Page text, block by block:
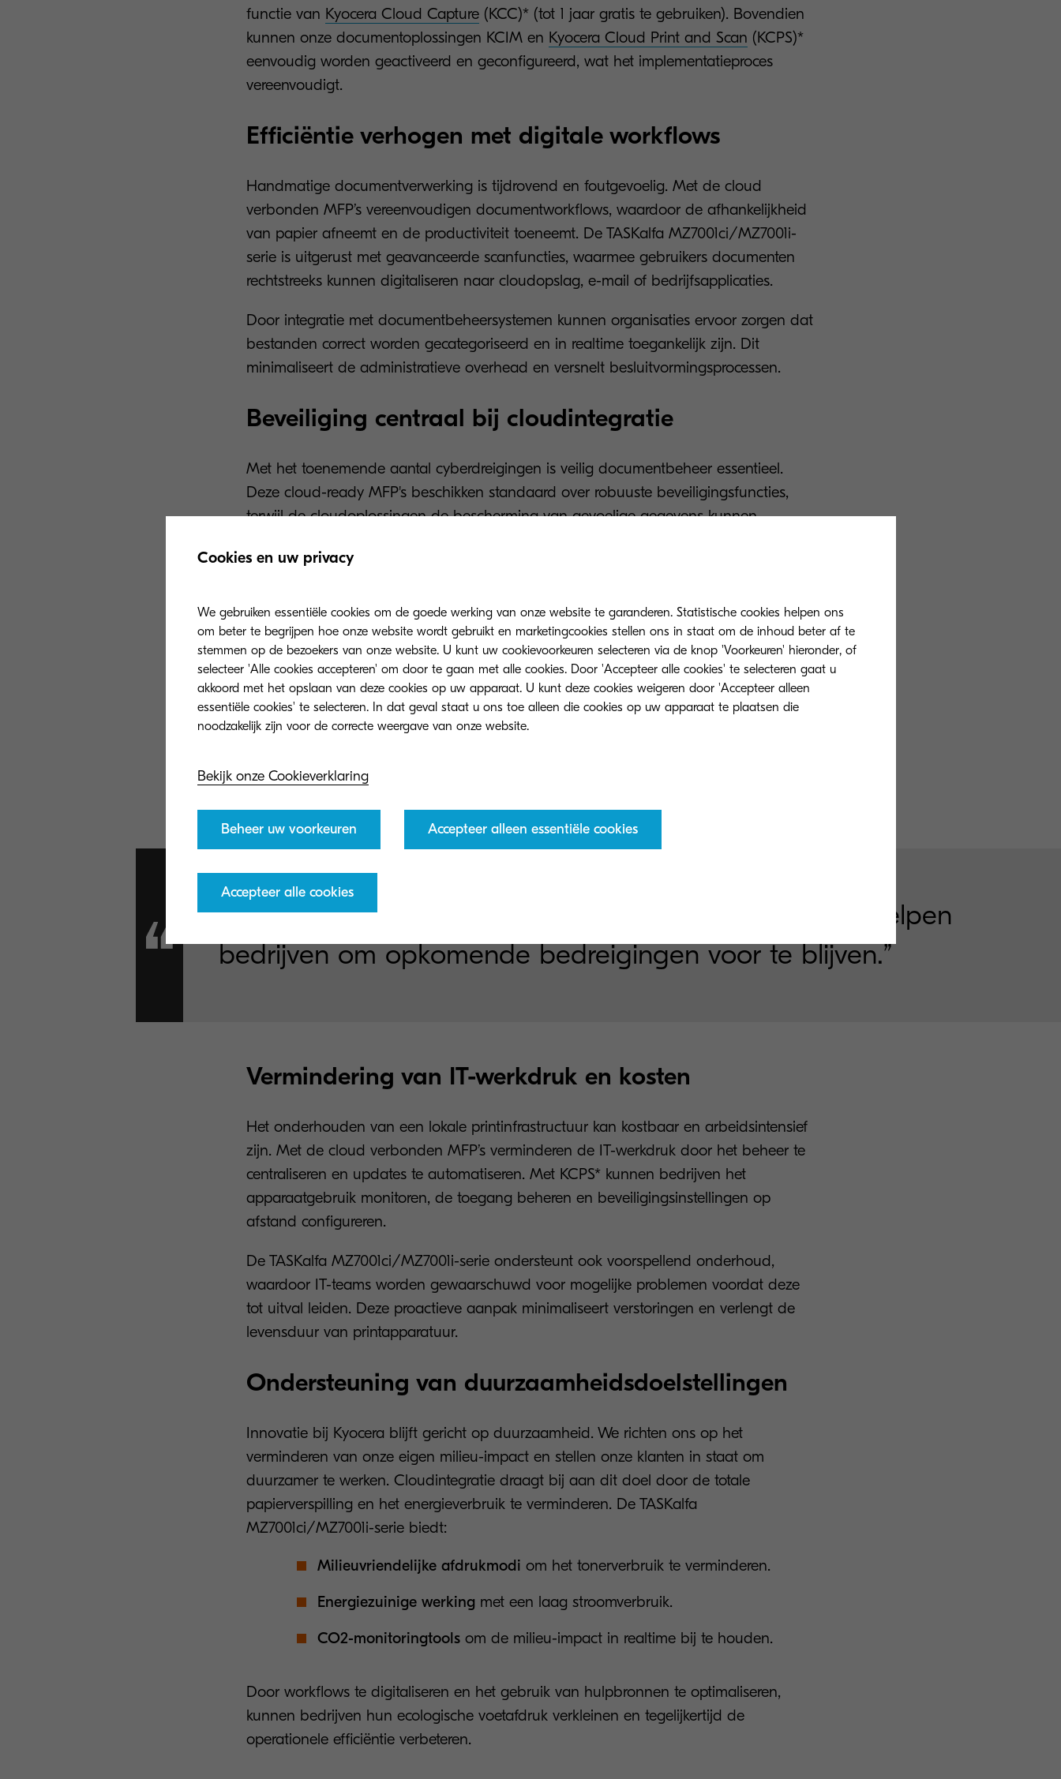
functie van Kyocera Cloud Capture(KCC)* (tot 1 jaar gratis te gebruiken). Bovendien
kunnen onze documentoplossingen KCIM en Kyocera Cloud Print and Scan (KCPS)*
eenvoudig worden geactiveerd en geconfigureerd, wat het implementatieproces
vereenvoudigt.
Efficiëntie verhogen met digitale workflows
Handmatige documentverwerking is tijdrovend en foutgevoelig. Met de cloud
verbonden MFP’s vereenvoudigen documentworkflows, waardoor de afhankelijkheid
van papier afneemt en de productiviteit toeneemt. De TASKalfa MZ7001ci/MZ7001i-
serie is uitgerust met geavanceerde scanfuncties, waarmee gebruikers documenten
rechtstreeks kunnen digitaliseren naar cloudopslag, e-mail of bedrijfsapplicaties.
Door integratie met documentbeheersystemen kunnen organisaties ervoor zorgen dat
bestanden correct worden gecategoriseerd en in realtime toegankelijk zijn. Dit
minimaliseert de administratieve overhead en versnelt besluitvormingsprocessen.
Beveiliging centraal bij cloudintegratie
Met het toenemende aantal cyberdreigingen is veilig documentbeheer essentieel.
Deze cloud-ready MFP's beschikken standaard over robuuste beveiligingsfuncties,
terwijl de cloudoplossingen de bescherming van gevoelige gegevens kunnen
Gebruikersauthenticatie:Zorgt ervoor dat alleen bevoegd personeel
toegang heeft tot gevoelige documenten.
AI Confidential Document Guard:Detecteert en beperkt het delen van
vertrouwelijke informatie.
gegevensbescherming en tegelijkertijd soepele operationele workflows te behouden.
De cloud-ready multifunctionele printers van Kyocera helpen
bedrijven om opkomende bedreigingen voor te blijven.”
Vermindering van IT-werkdruk en kosten
Het onderhouden van een lokale printinfrastructuur kan kostbaar en arbeidsintensief
zijn. Met de cloud verbonden MFP’s verminderen de IT-werkdruk door het beheer te
centraliseren en updates te automatiseren. Met KCPS* kunnen bedrijven het
apparaatgebruik monitoren, de toegang beheren en beveiligingsinstellingen op
afstand configureren.
De TASKalfa MZ7001ci/MZ7001i-serie ondersteunt ook voorspellend onderhoud,
waardoor IT-teams worden gewaarschuwd voor mogelijke problemen voordat deze
tot uitval leiden. Deze proactieve aanpak minimaliseert verstoringen en verlengt de
levensduur van printapparatuur.
Ondersteuning van duurzaamheidsdoelstellingen
Innovatie bij Kyocera blijft gericht op duurzaamheid. We richten ons op het
verminderen van onze eigen milieu-impact en stellen onze klanten in staat om
duurzamer te werken. Cloudintegratie draagt bij aan dit doel door de totale
papierverspilling en het energieverbruik te verminderen. De TASKalfa
MZ7001ci/MZ7001i-serie biedt:
Milieuvriendelijke afdrukmodi om het tonerverbruik te verminderen.
Energiezuinige werking met een laag stroomverbruik.
CO2-monitoringtoolsom de milieu-impact in realtime bij te houden.
Door workflows te digitaliseren en het gebruik van hulpbronnen te optimaliseren,
kunnen bedrijven hun ecologische voetafdruk verkleinen en tegelijkertijd de
operationele efficiëntie verbeteren.
Cookies en uw privacy
We gebruiken essentiële cookies om de goede werking van onze website te garanderen. Statistische cookies helpen ons
om beter te begrijpen hoe onze website wordt gebruikt en marketingcookies stellen ons in staat om de inhoud beter af te
stemmen op de bezoekers van onze website. U kunt uw cookievoorkeuren selecteren via de knop 'Voorkeuren' hieronder, of
selecteer 'Alle cookies accepteren' om door te gaan met alle cookies. Door 'Accepteer alle cookies' te selecteren gaat u
akkoord met het opslaan van deze cookies op uw apparaat. U kunt deze cookies weigeren door 'Accepteer alleen
essentiële cookies' te selecteren. In dat geval staat u ons toe alleen die cookies op uw apparaat te plaatsen die
noodzakelijk zijn voor de correcte weergave van onze website.
Bekijk onze Cookieverklaring
Beheer uw voorkeuren Accepteer alleen essentiële cookies
Accepteer alle cookies